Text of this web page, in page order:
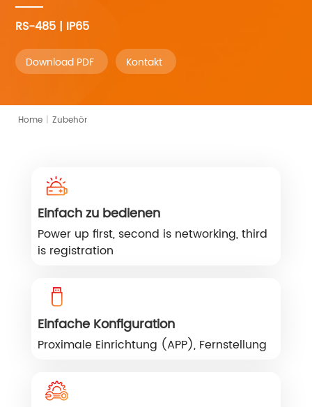
RS-485 | IP65
Download PDF Kontakt
Home | Zubehör
Einfach zu bedienen
Power up first, second is networking, third
is registration
Einfache Konfiguration
Proximale Einrichtung (APP), Fernstellung